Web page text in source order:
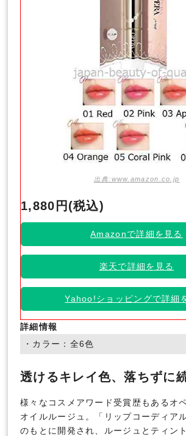
出典:www.amazon.co.jp
1,880円(税込)
Amazonで詳細を見る
楽天で詳細を見る
Yahoo!ショッピングで詳細
詳細情報
・カラー：全6色
透けるキレイ色、落ちずに
様々なコスメアワード受賞歴もあるオ
オイルルージュ。「リップコーディア
のもとに開発され、ルージュとティン